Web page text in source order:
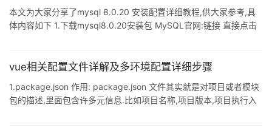
本文为大家分享了mysql 8.0.20 安装配置详细教程,供大家参考,具
体内容如下 1.下载mysql8.0.20安装包 MySQL官网:链接 直接点击
接下载到本地. 安装mysql1.下载下来之后是一个zip的压缩包文件 将
性===>点击高级系统设置===>环境变量===>
vue相关配置文件详解及多环境配置详细步骤
1.package.json 作用: package.json 文件其实就是对项目或者模块
包的描述,里面包含许多元信息.比如项目名称,项目版本,项目执行入